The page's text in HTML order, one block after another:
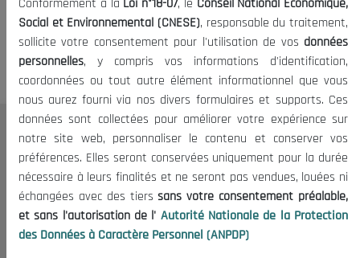
excuser, mais l'accès à ce
contenu est restreint.
Le CNESE
A Propos
Le président
Organisation
Publications
Conformément à la Loi n°18-07, le Conseil National Économique,
Social et Environnemental (CNESE), responsable du traitement,
sollicite votre consentement pour l'utilisation de vos données
personnelles, y compris vos informations d'identification,
coordonnées ou tout autre élément informationnel que vous
nous aurez fourni via nos divers formulaires et supports. Ces
données sont collectées pour améliorer votre expérience sur
notre site web, personnaliser le contenu et conserver vos
préférences. Elles seront conservées uniquement pour la durée
nécessaire à leurs finalités et ne seront pas vendues, louées ni
échangées avec des tierssans votre consentement préalable,
et sans l'autorisation de l' Autorité Nationale de la Protection
des Données à Caractère Personnel (ANPDP)